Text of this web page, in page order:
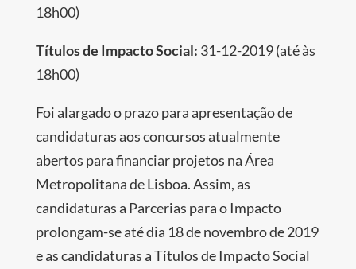
18h00)
Títulos de Impacto Social: 31-12-2019 (até às
18h00)
Foi alargado o prazo para apresentação de
candidaturas aos concursos atualmente
abertos para financiar projetos na Área
Metropolitana de Lisboa. Assim, as
candidaturas a Parcerias para o Impacto
prolongam-se até dia 18 de novembro de 2019
e as candidaturas a Títulos de Impacto Social